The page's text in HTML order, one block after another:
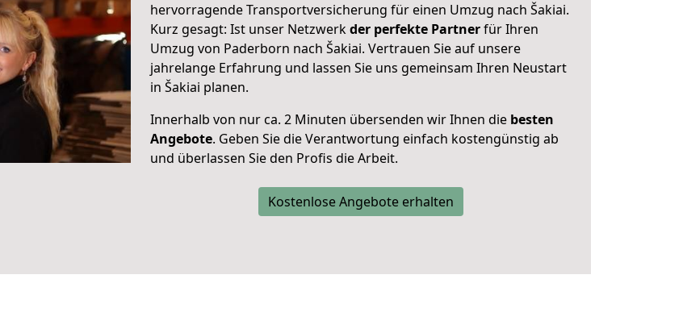
hervorragende Transportversicherung für einen Umzug nach Šakiai.
Kurz gesagt: Ist unser Netzwerkder perfekte Partnerfür Ihren
Umzug von Paderborn nach Šakiai. Vertrauen Sie auf unsere
jahrelange Erfahrung und lassen Sie uns gemeinsam Ihren Neustart
in Šakiai planen.
Innerhalb von nur ca. 2 Minuten übersenden wir Ihnen die besten
Angebote. Geben Sie die Verantwortung einfach kostengünstig ab
und überlassen Sie den Profis die Arbeit.
Kostenlose Angebote erhalten